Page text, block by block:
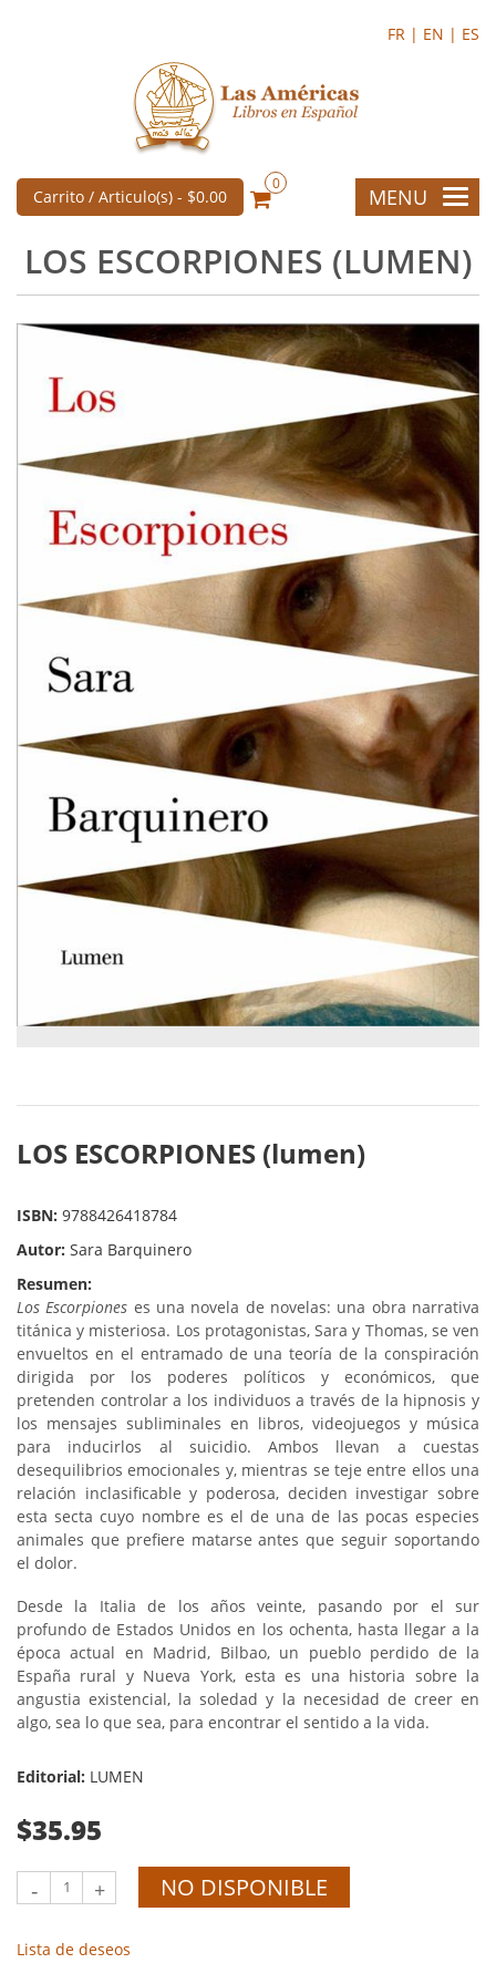
FR | EN | ES
Carrito / Articulo(s) - $0.00
0
MENU
LOS ESCORPIONES (LUMEN)
LOS ESCORPIONES (lumen)
ISBN: 9788426418784
Autor: Sara Barquinero
Resumen:
Los Escorpiones es una novela de novelas: una obra narrativa
titánica y misteriosa. Los protagonistas, Sara y Thomas, se ven
envueltos en el entramado de una teoría de la conspiración
dirigida por los poderes políticos y económicos, que
pretenden controlar a los individuos a través de la hipnosis y
los mensajes subliminales en libros, videojuegos y música
para inducirlos al suicidio. Ambos llevan a cuestas
desequilibrios emocionales y, mientras se teje entre ellos una
relación inclasificable y poderosa, deciden investigar sobre
esta secta cuyo nombre es el de una de las pocas especies
animales que prefiere matarse antes que seguir soportando
el dolor.
Desde la Italia de los años veinte, pasando por el sur
profundo de Estados Unidos en los ochenta, hasta llegar a la
época actual en Madrid, Bilbao, un pueblo perdido de la
España rural y Nueva York, esta es una historia sobre la
angustia existencial, la soledad y la necesidad de creer en
algo, sea lo que sea, para encontrar el sentido a la vida.
Editorial: LUMEN
$35.95
- + NO DISPONIBLE
Lista de deseos